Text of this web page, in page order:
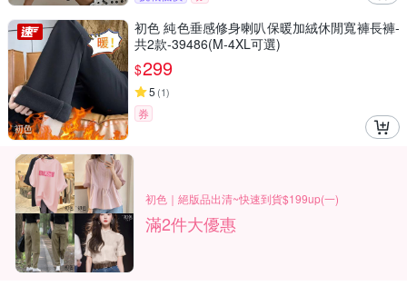
初色 純色垂感修身喇叭保暖加絨休閒寬褲長褲-
共2款-39486(M-4XL可選)
$299
5 (1)
券
初色｜絕版品出清~快速到貨$199up(一)
滿2件大優惠